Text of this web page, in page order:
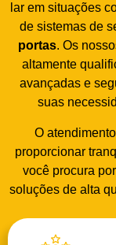
lar em situações
de sistemas de
portas. Os
altamente
avançadas e
suas
O
proporcionar
você procura
soluções de alta